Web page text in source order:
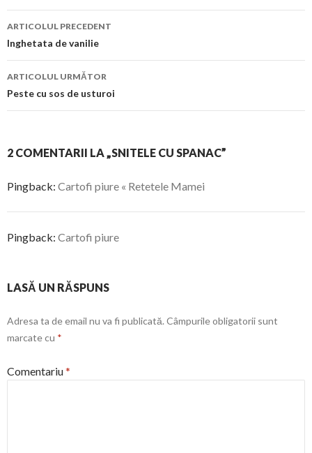
Navigare
în
articol
ARTICOLUL PRECEDENT
Inghetata de vanilie
ARTICOLUL URMĂTOR
Peste cu sos de usturoi
2 COMENTARII LA „SNITELE CU SPANAC”
Pingback: Cartofi piure « Retetele Mamei
Pingback: Cartofi piure
LASĂ UN RĂSPUNS
Adresa ta de email nu va fi publicată. Câmpurile obligatorii sunt
marcate cu *
Comentariu*